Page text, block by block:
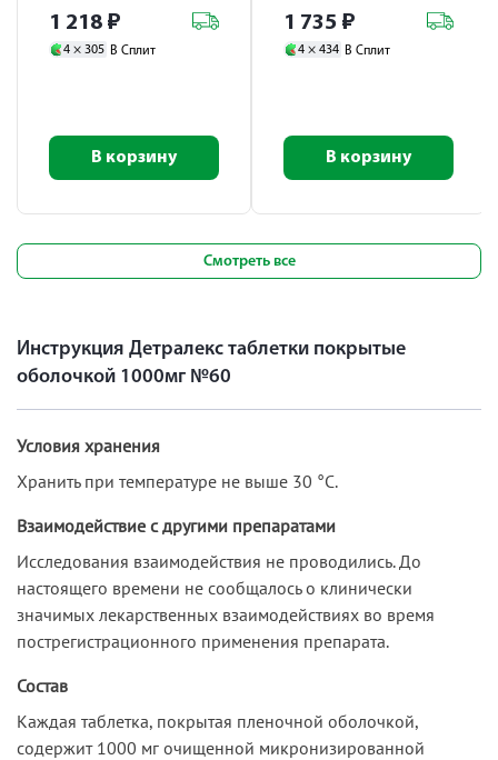
1 218 ₽
4 × 305 В Сплит
В корзину
1 735 ₽
4 × 434 В Сплит
В корзину
Смотреть все
Инструкция Детралекс таблетки покрытые
оболочкой 1000мг №60
Условия хранения
Хранить при температуре не выше 30 °С.
Взаимодействие с другими препаратами
Исследования взаимодействия не проводились. До
настоящего времени не сообщалось о клинически
значимых лекарственных взаимодействиях во время
пострегистрационного применения препарата.
Состав
Каждая таблетка, покрытая пленочной оболочкой,
содержит 1000 мг очищенной микронизированной